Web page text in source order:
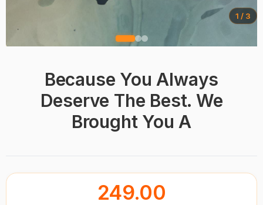
Because You Always
Deserve The Best. We
Brought You A
1 / 3
249.00